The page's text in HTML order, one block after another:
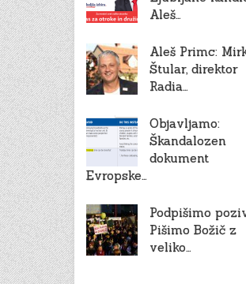
Aleš…
Aleš Primc:
Štular, direktor
Radia…
Objavljamo:
Škandalozen
dokument
Evropske…
Podpišimo
Pišimo Božič z
veliko…